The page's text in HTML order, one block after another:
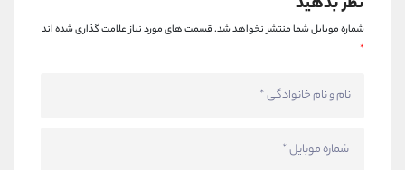
شماره موبایل شما منتشر نخواهد شد.قسمت های مورد نیاز علامت گذاری شده اند
*